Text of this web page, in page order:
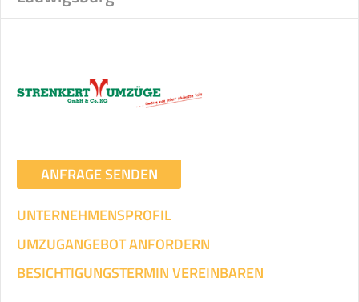
ANFRAGE SENDEN
UNTERNEHMENSPROFIL
UMZUGANGEBOT ANFORDERN
BESICHTIGUNGSTERMIN VEREINBAREN